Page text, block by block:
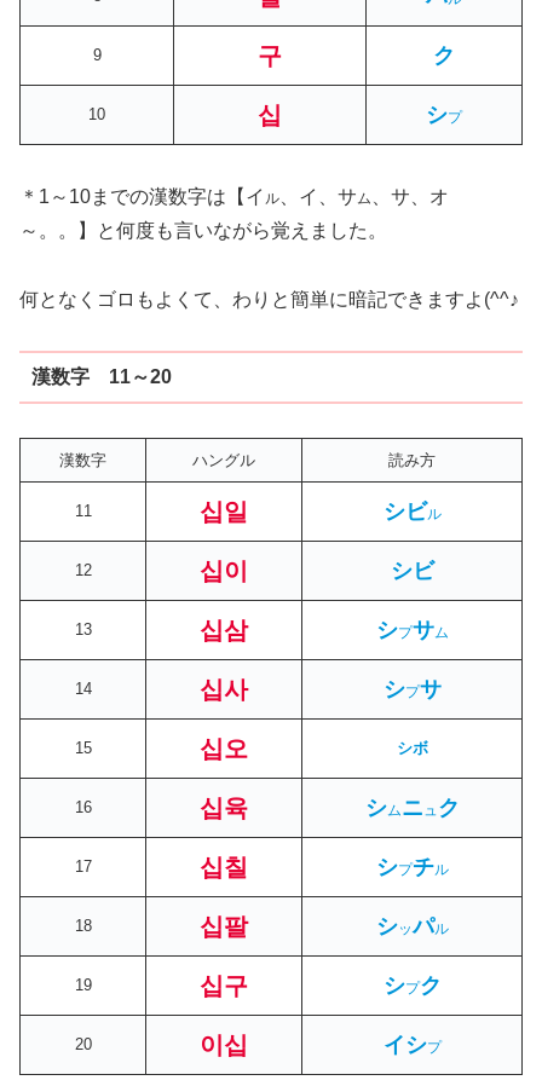
9 구 ク
10 십 シプ
＊1～10までの漢数字は【イ ル 、イ、サ ム
、サ、オ
～。。】と何度も言いながら覚えました。
何となくゴロもよくて、わりと簡単に暗記できますよ(^^♪
漢数字 11～20
漢数字 ハングル 読み方
11 십일 シビル
12 십이 シビ
13 십삼 シプサム
14 십사 シプサ
15 십오 シボ
16 십육 シムニュク
17 십칠 シプチル
18 십팔 シッパル
19 십구 シプク
20 이십 イシプ